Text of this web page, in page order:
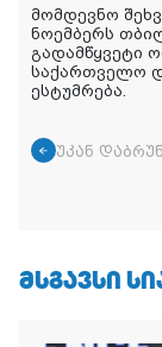
მომდევნო
ნოემბერს
გადამწყვეტი
საქართველო
ესტუმრება.
უკან
ᲛᲡᲒᲐᲕᲡᲘ